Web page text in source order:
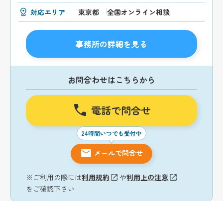
対応エリア 東京都 全国オンライン相談
事務所の詳細を見る
お問合わせはこちらから
電話で問合せ
24時間いつでも受付中
メールで問合せ
※ご利用の際には利用規約 や利用上の注意
をご確認下さい